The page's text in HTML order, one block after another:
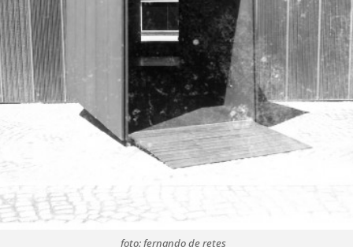
foto: fernando de retes